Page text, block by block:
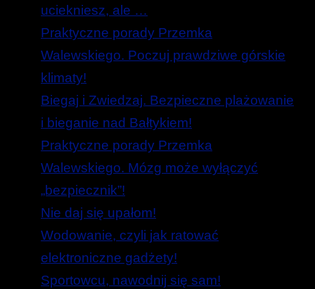
uciekniesz, ale …
Praktyczne porady Przemka
Walewskiego. Poczuj prawdziwe górskie
klimaty!
Biegaj i Zwiedzaj. Bezpieczne plażowanie
i bieganie nad Bałtykiem!
Praktyczne porady Przemka
Walewskiego. Mózg może wyłączyć
„bezpiecznik”!
Nie daj się upałom!
Wodowanie, czyli jak ratować
elektroniczne gadżety!
Sportowcu, nawodnij się sam!